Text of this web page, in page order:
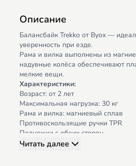
Описание
Балансбайк Trekko от Byox —
уверенность при езде.
Рама и вилка выполнены из
надувные колёса обеспечивают
мелкие вещи.
Характеристики:
Возраст: от 2 лет
Максимальная нагрузка: 30 кг
Рама и вилка: магниевый сплав
Противоскользящие ручки TPR
Подножки с обеих сторон
Надувные колёса 12 дюймов
Читать далее